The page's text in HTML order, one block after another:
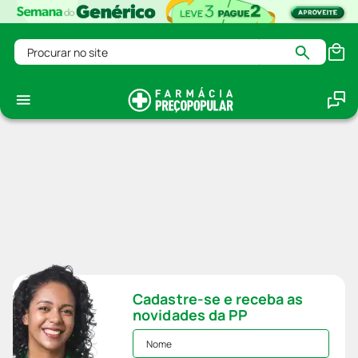
Procurar no site
Cadastre-se e receba as
novidades da PP